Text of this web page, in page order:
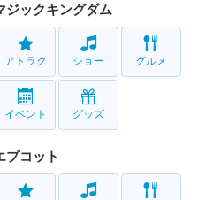
ジックキングダム
アトラク ショー グルメ
イベント グッズ
プコット